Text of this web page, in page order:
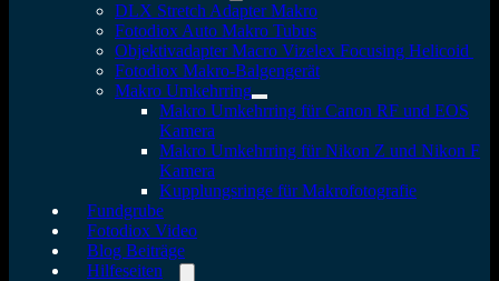
DLX Stretch Adapter Makro
Fotodiox Auto Makro Tubus
Objektivadapter Macro Vizelex Focusing Helicoid
Fotodiox Makro-Balgengerät
Makro Umkehrring
Makro Umkehrring für Canon RF und EOS
Kamera
Makro Umkehrring für Nikon Z und Nikon F
Kamera
Kupplungsringe für Makrofotografie
Fundgrube
Fotodiox Video
Blog Beiträge
Hilfeseiten